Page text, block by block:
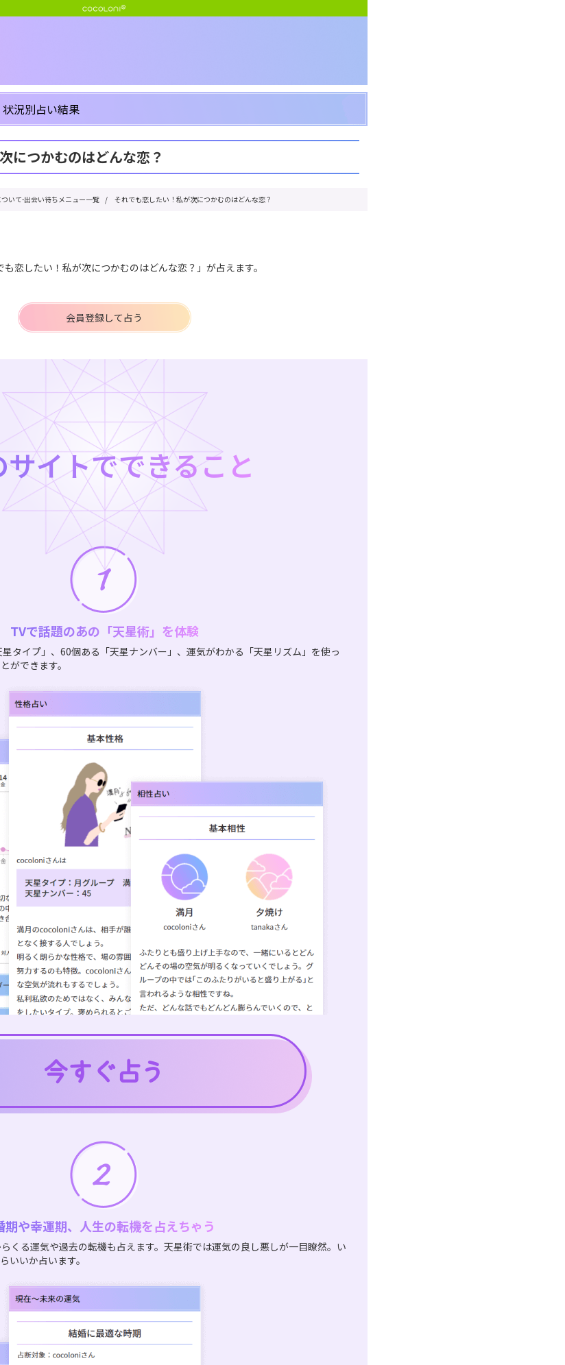
況別占い結果
につかむのはどんな恋？
いて-出会い待ちメニュー一覧 / それでも恋したい！私が次につかむのはどんな恋？
恋したい！私が次につかむのはどんな恋？」が占えます。
会員登録して占う
サイトでできること
TVで話題のあの「天星術」を体験
タイプ」、60個ある「天星ナンバー」、運気がわかる「天星リズム」を使っ
ができます。
期や幸運期、人生の転機を占えちゃう
くる運気や過去の転機も占えます。天星術では運気の良し悪しが一目瞭然。い
いいか占います。